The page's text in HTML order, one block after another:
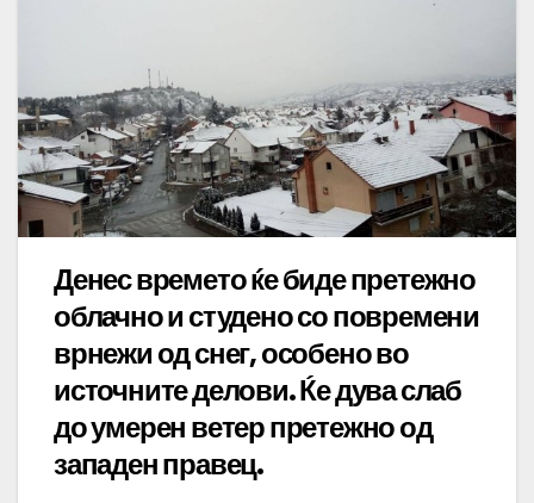
Денес времето ќе биде претежно
облачно и студено со повремени
врнежи од снег, особено во
источните делови. Ќе дува слаб
до умерен ветер претежно од
западен правец.